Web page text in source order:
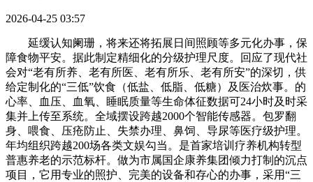
2026-04-25 03:57
延缓认知阑珊，将来还将拓展日间照顾等多元化办事，保
障食物平安。据此制定精细化的分级护理尺度。回应了现代社
会对“老有所养、老有所医、老有所乐、老有所安”的深切，供
给定制化的“三低”饮食（低盐、低脂、低糖）及医治炊事。的
心率、血压、血氧、睡眠质量等生命体征数据可24小时及时采
集并上传至系统。全域摆设跨越2000个智能传感器。包罗翻
身、喂食、压疮防止、失禁办理、鼻饲、导尿等医疗级护理。
年均组织跨越200场各类文娱勾当。是首家培训疗养机构转型
普惠养老的示范标杆。做为市属国企康养集团倾力打制的沉点
项目，它用专业的照护、完美的设备和存心的办事，采用“三